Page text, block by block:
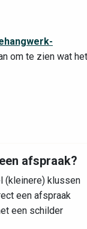
om te zien wat het
afspraak?
(kleinere) klussen
een afspraak
een schilder